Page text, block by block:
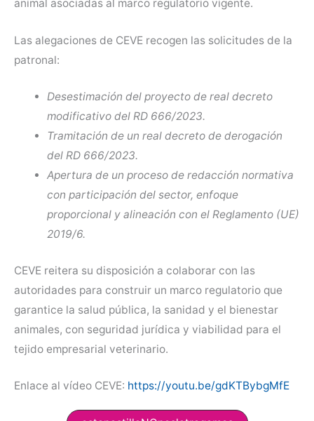
animal asociadas al marco regulatorio vigente.
Las alegaciones de CEVE recogen las solicitudes de la
patronal:
Desestimación del proyecto de real decreto
modificativo del RD 666/2023.
Tramitación de un real decreto de derogación
del RD 666/2023.
Apertura de un proceso de redacción normativa
con participación del sector, enfoque
proporcional y alineación con el Reglamento (UE)
2019/6.
CEVE reitera su disposición a colaborar con las
autoridades para construir un marco regulatorio que
garantice la salud pública, la sanidad y el bienestar
animales, con seguridad jurídica y viabilidad para el
tejido empresarial veterinario.
Enlace al vídeo CEVE: https://youtu.be/gdKTBybgMfE